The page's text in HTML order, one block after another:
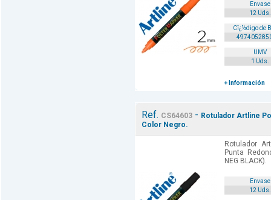
Envase
12 Uds.
Cï¿½digo de
UMV
1 Uds.
+ Información
Ref. CS64603- Rotulador Artline
Color Negro.
Rotulador
Punta
NEG BLACK).
Envase
12 Uds.